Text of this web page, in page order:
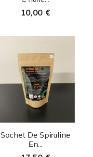
10,00 €
Aperçu rapide
Sachet De Spiruline
En...